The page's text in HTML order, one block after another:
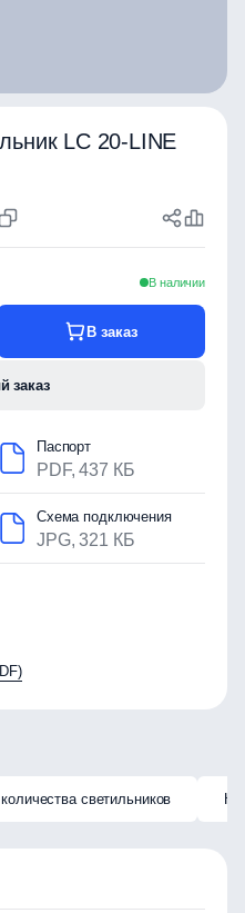
LC 20-LINE
В наличии
В заказ
заказ
Паспорт
PDF, 437 КБ
Схема подключения
JPG, 321 КБ
светильников